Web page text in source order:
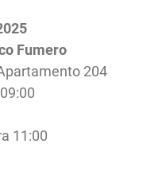
Fumero
204
11:00